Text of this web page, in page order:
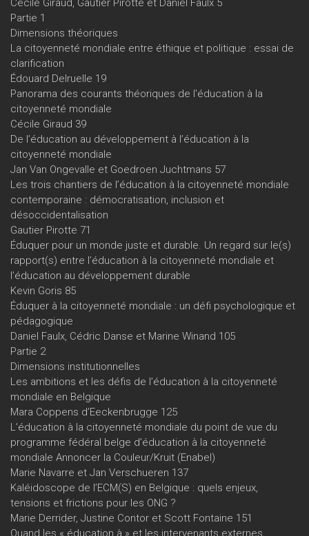
Cécile Giraud, Gautier Pirotte et Daniel Faulx 5
Partie 1
Dimensions théoriques
La citoyenneté mondiale entre éthique et politique : essai de
clarification
Édouard Delruelle 19
Panorama des courants théoriques de l'éducation à la
citoyenneté mondiale
Cécile Giraud 39
De l’éducation au développement à l’éducation à la
citoyenneté mondiale
Jan Van Ongevalle et Goedroen Juchtmans 57
Les trois chantiers de l’éducation à la citoyenneté mondiale
contemporaine : démocratisation, inclusion et
désoccidentalisation
Gautier Pirotte 71
Éduquer pour un monde juste et durable. Un regard sur le(s)
rapport(s) entre l’éducation à la citoyenneté mondiale et
l’éducation au développement durable
Kevin Goris 85
Éduquer à la citoyenneté mondiale : un défi psychologique et
pédagogique
Daniel Faulx, Cédric Danse et Marine Winand 105
Partie 2
Dimensions institutionnelles
Les ambitions et les défis de l’éducation à la citoyenneté
mondiale en Belgique
Mara Coppens d’Eeckenbrugge 125
L’éducation à la citoyenneté mondiale du point de vue du
programme fédéral belge d’éducation à la citoyenneté
mondiale Annoncer la Couleur/Kruit (Enabel)
Marie Navarre et Jan Verschueren 137
Kaléidoscope de l’ECM(S) en Belgique : quels enjeux,
tensions et frictions pour les ONG ?
Marie Derrider, Justine Contor et Scott Fontaine 151
Quand les « éducation à » et les intervenants externes